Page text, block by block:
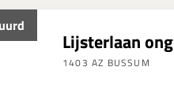
1403 AZ BUSSUM
Lijsterlaan ong